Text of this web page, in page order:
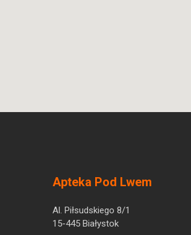
Apteka Pod Lwem
Al. Piłsudskiego 8/1
15-445 Białystok